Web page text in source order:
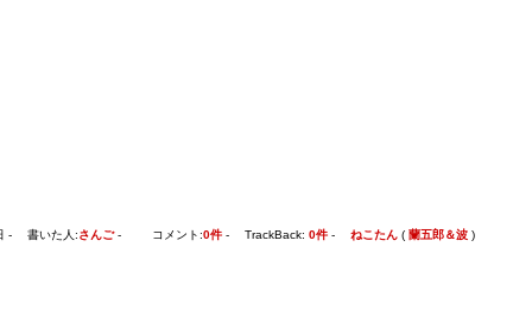
- 書いた人:さんご- コメント:0件- TrackBack: 0件- ねこたん( 蘭五郎＆波)